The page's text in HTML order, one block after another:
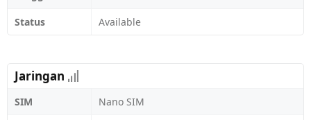
Status
Available
Jaringan
SIM
Nano SIM